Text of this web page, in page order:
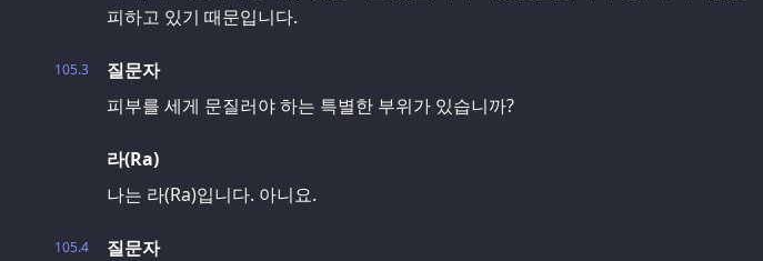
피하고 있기 때문입니다.
105.3
질문자
피부를 세게 문질러야 하는 특별한 부위가 있습니까?
라(Ra)
나는 라(Ra)입니다. 아니요.
105.4
질문자